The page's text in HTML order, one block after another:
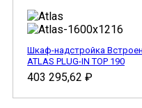
Шкаф-надстройка
ATLAS PLUG-IN TOP 190
403 295,62 ₽